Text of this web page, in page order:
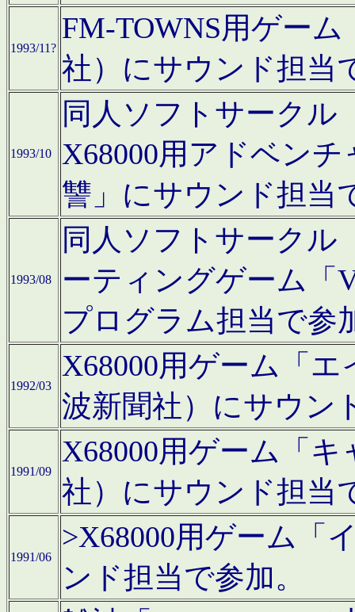
1993/11?
FM-TOWNS用ゲー
社）にサウンド担当
1993/10
同人ソフトサークル
X68000用アドベン
讐」にサウンド担当
1993/08
同人ソフトサークル
ーティングゲーム「
プログラム担当で参
1992/03
X68000用ゲーム「
波新聞社）にサウン
1991/09
X68000用ゲーム「
社）にサウンド担当
1991/06
>X68000用ゲーム「
ンド担当で参加。